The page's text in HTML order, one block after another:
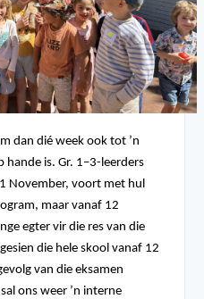
dan dié week ook tot ’n
hande is. Gr. 1–3-leerders
November, voort met hul
maar vanaf 12
egter vir die res van die
die hele skool vanaf 12
van die eksamen
ons weer ’n interne